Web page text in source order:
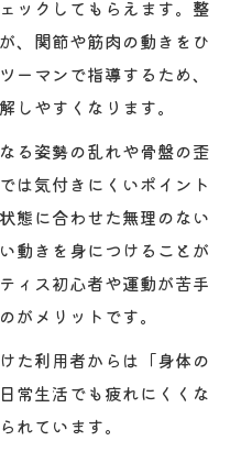
を克服するサポート
果で健康管理を実現
乗効果で目指す健康
整体的な健康管理法
発防止を狙うポイント
体の効果を持続させる
ティスと整体の活用
ックしてもらえます。整
、関節や筋肉の動きをひ
ーマンで指導するため、
しやすくなります。
る姿勢の乱れや骨盤の歪
は気付きにくいポイント
態に合わせた無理のない
動きを身につけることが
ィス初心者や運動が苦手
がメリットです。
た利用者からは「身体の
常生活でも疲れにくくな
れています。